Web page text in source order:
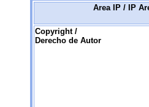
Area IP / IP
Copyright /
Derecho de Autor